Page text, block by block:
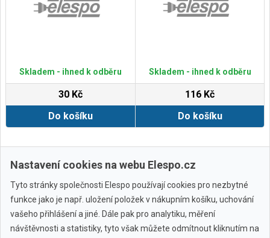
Skladem - ihned k odběru
30 Kč
Do košíku
Skladem - ihned k odběru
116 Kč
Do košíku
Zobrazit další
Nastavení cookies na webu Elespo.cz
Tyto stránky společnosti Elespo používají cookies pro nezbytné
funkce jako je např. uložení položek v nákupním košíku, uchování
vašeho přihlášení a jiné. Dále pak pro analytiku, měření
návštěvnosti a statistiky, tyto však můžete odmítnout kliknutím na